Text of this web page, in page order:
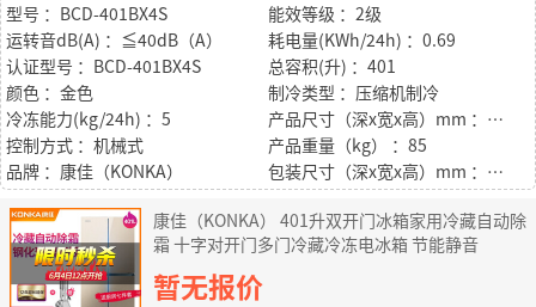
型号 ：BCD-401BX4S
能效等级 ：2级
运转音dB(A) ：≦40dB（A）
耗电量(KWh/24h) ：0.69
认证型号 ：BCD-401BX4S
总容积(升) ：401
颜色 ：金色
制冷类型 ：压缩机制冷
冷冻能力(kg/24h) ：5
产品尺寸（深x宽x高）mm ：598*800*1758
控制方式 ：机械式
产品重量（kg） ：85
品牌 ：康佳（KONKA）
包装尺寸（深x宽x高）mm ：653*888*1845
康佳（KONKA） 401升双开门冰箱家用冷藏自动除
霜 十字对开门多门冷藏冷冻电冰箱 节能静音
暂无报价